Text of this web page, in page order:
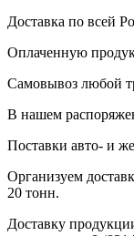
Доставка по всей
Оплаченную
Самовывоз любой
В нашем
Поставки авто- и
Организуем
20 тонн.
Доставку